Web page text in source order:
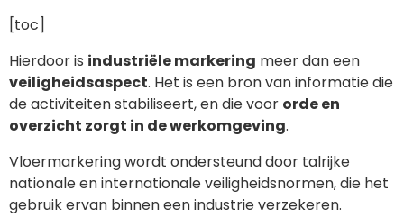
[toc]
Hierdoor is industriële markering meer dan een
veiligheidsaspect. Het is een bron van informatie die
de activiteiten stabiliseert, en die voor orde en
overzicht zorgt in de werkomgeving.
Vloermarkering wordt ondersteund door talrijke
nationale en internationale veiligheidsnormen, die het
gebruik ervan binnen een industrie verzekeren.